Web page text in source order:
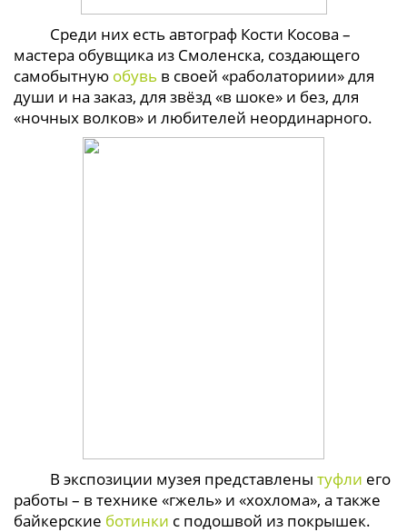
Среди них есть автограф Кости Косова –
мастера обувщика из Смоленска, создающего
самобытную обувь в своей «раболаториии» для
души и на заказ, для звёзд «в шоке» и без, для
«ночных волков» и любителей неординарного.
В экспозиции музея представлены туфли его
работы – в технике «гжель» и «хохлома», а также
байкерские ботинки с подошвой из покрышек.